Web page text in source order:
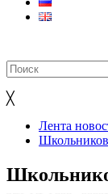
╳
Лента
Школьников